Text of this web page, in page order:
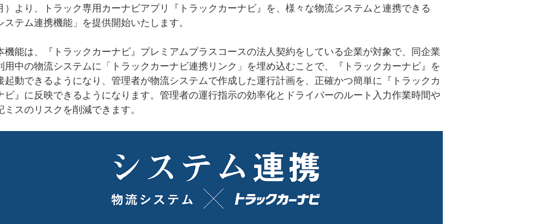
）より、トラック専用カーナビアプリ『トラックカーナビ』を、様々な物流システムと連携できる
ステム連携機能」を提供開始いたします。
能は、『トラックカーナビ』プレミアムプラスコースの法人契約をしている企業が対象で、同企業
用中の物流システムに「トラックカーナビ連携リンク」を埋め込むことで、『トラックカーナビ』を
起動できるようになり、管理者が物流システムで作成した運行計画を、正確かつ簡単に『トラックカ
ビ』に反映できるようになります。管理者の運行指示の効率化とドライバーのルート入力作業時間や
ミスのリスクを削減できます。